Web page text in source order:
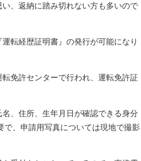
、返納に踏み切れない方も多いので
転経歴証明書』の発行が可能になり
免許センターで行われ、運転免許証
、住所、生年月日が確認できる身分
で、申請用写真については現地で撮影